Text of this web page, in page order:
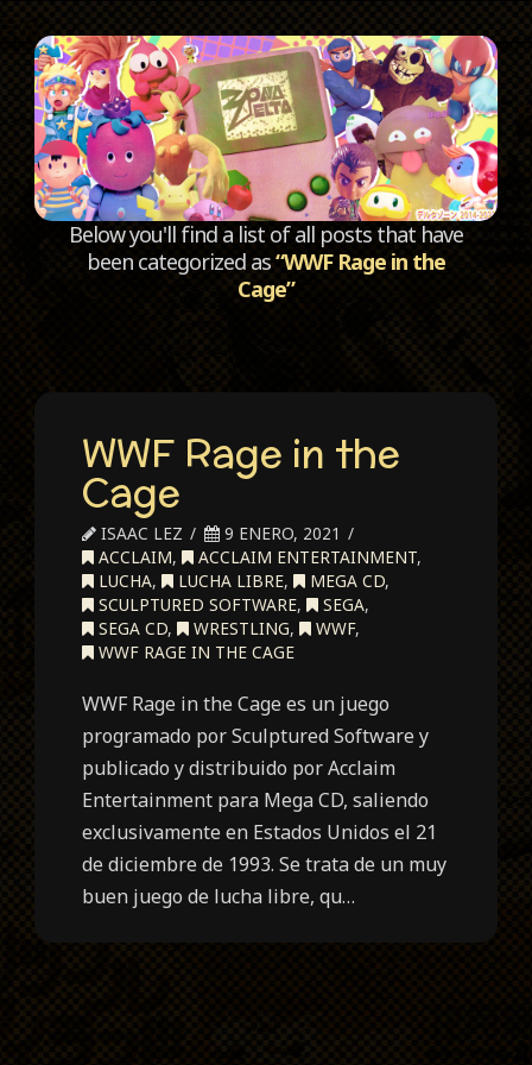
Below you'll find a list of all posts that have
been categorized as“WWF Rage in the
Cage”
WWF Rage in the
Cage
ISAAC LEZ
9 ENERO, 2021
ACCLAIM, ACCLAIM ENTERTAINMENT,
LUCHA, LUCHA LIBRE, MEGA CD,
SCULPTURED SOFTWARE, SEGA,
SEGA CD, WRESTLING, WWF,
WWF RAGE IN THE CAGE
WWF Rage in the Cage es un juego
programado por Sculptured Software y
publicado y distribuido por Acclaim
Entertainment para Mega CD, saliendo
exclusivamente en Estados Unidos el 21
de diciembre de 1993. Se trata de un muy
buen juego de lucha libre, qu…